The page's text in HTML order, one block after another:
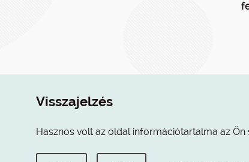
Visszajelzés
Hasznos volt az oldal információtartalma az Ön